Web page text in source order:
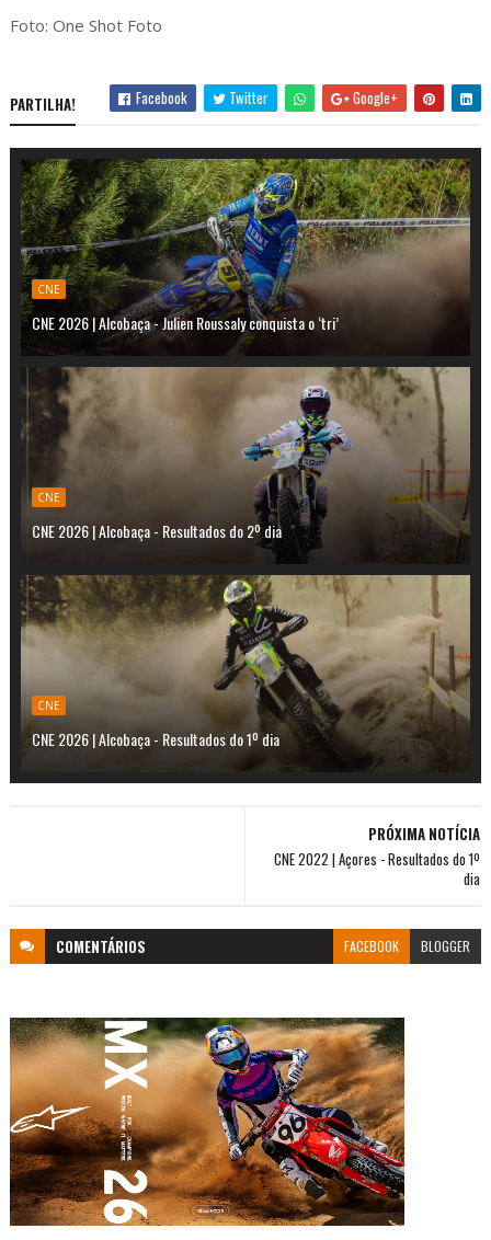
Foto: One Shot Foto
PARTILHA! Facebook Twitter Google+
CNE
CNE 2026 | Alcobaça - Julien Roussaly conquista o ‘tri’
CNE
CNE 2026 | Alcobaça - Resultados do 2º dia
CNE
CNE 2026 | Alcobaça - Resultados do 1º dia
PRÓXIMA NOTÍCIA
CNE 2022 | Açores - Resultados do 1º
dia
COMENTÁRIOS FACEBOOK BLOGGER